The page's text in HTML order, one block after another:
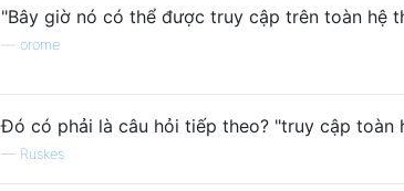
"Bây giờ nó có thể được truy cập trên toàn hệ
orome
Đó có phải là câu hỏi tiếp theo? "truy cập toàn
— Ruskes